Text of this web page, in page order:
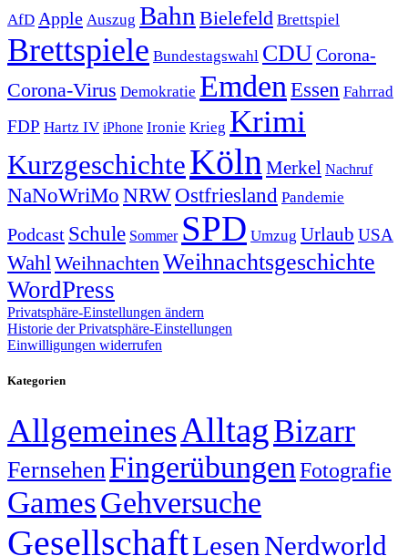
AfD Apple Auszug Bahn Bielefeld Brettspiel
Brettspiele Bundestagswahl CDUCorona-
Corona-Virus Demokratie Emden Essen Fahrrad
FDP Hartz IV iPhone Ironie Krieg Krimi
KurzgeschichteKölnMerkel Nachruf
NaNoWriMo NRWOstfriesland Pandemie
Podcast Schule Sommer SPD Umzug Urlaub USA
Wahl WeihnachtenWeihnachtsgeschichte
WordPress
Privatsphäre-Einstellungen ändern
Historie der Privatsphäre-Einstellungen
Einwilligungen widerrufen
Kategorien
AllgemeinesAlltagBizarr
Fernsehen Fingerübungen Fotografie
GamesGehversuche
GesellschaftLesen Nerdworld